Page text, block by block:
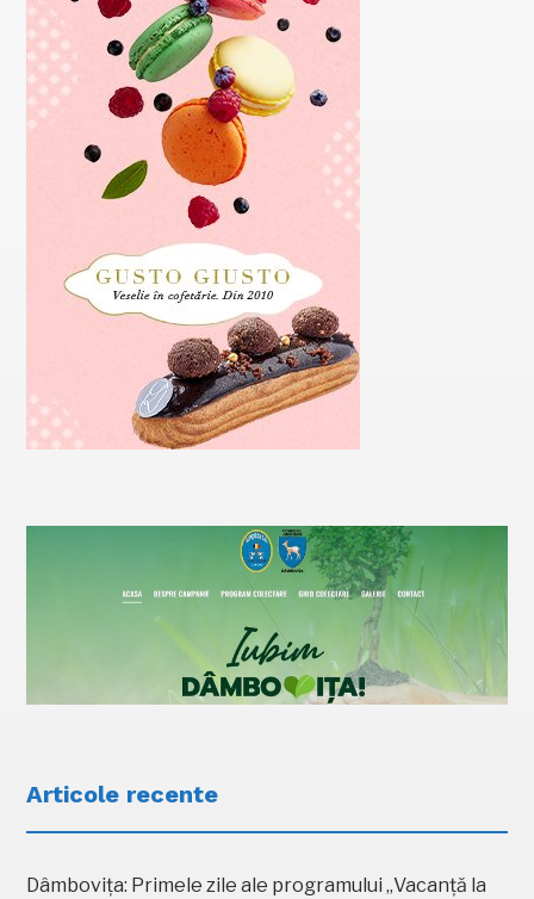
Articole recente
Dâmbovița: Primele zile ale programului „Vacanță la